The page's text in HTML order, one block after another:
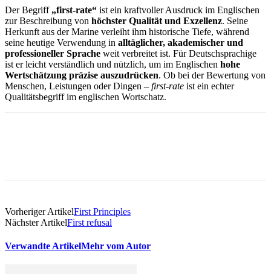
Der Begriff „first-rate“ ist ein kraftvoller Ausdruck im Englischen
zur Beschreibung von höchster Qualität und Exzellenz. Seine
Herkunft aus der Marine verleiht ihm historische Tiefe, während
seine heutige Verwendung in alltäglicher, akademischer und
professioneller Sprache weit verbreitet ist. Für Deutschsprachige
ist er leicht verständlich und nützlich, um im Englischen hohe
Wertschätzung präzise auszudrücken. Ob bei der Bewertung von
Menschen, Leistungen oder Dingen – first-rate ist ein echter
Qualitätsbegriff im englischen Wortschatz.
Vorheriger ArtikelFirst Principles
Nächster ArtikelFirst refusal
Verwandte ArtikelMehr vom Autor